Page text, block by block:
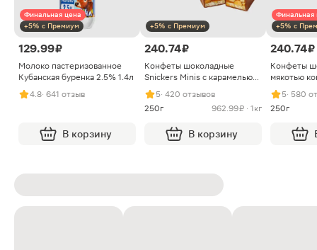
Финальная цена
+5% с Премиум
129.99 ₽
Молоко пастеризованное
Кубанская буренка 2.5% 1.4л
4.8· 641 отзыв
В корзину
+5% с Премиум
240.74 ₽
Конфеты шоколадные
Snickers Minis с карамелью
арахисом и нугой
5· 420 отзывов
250г
962.99 ₽ · 1кг
В корзину
Финальная
+5% с
240.74 ₽
Конфеты
мякотью
5· 580
250г